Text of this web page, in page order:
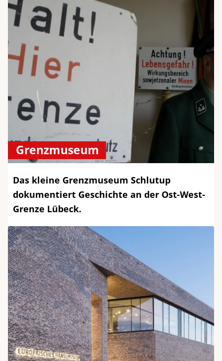
Grenzmuseum
Das kleine Grenzmuseum Schlutup
dokumentiert Geschichte an der Ost-West-
Grenze Lübeck.